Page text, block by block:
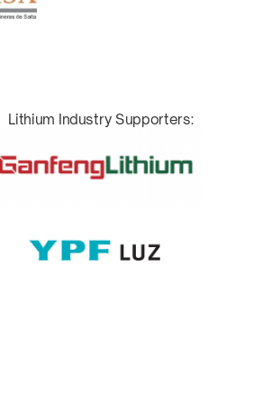
Lithium Industry Supporters: